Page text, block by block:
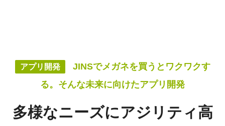
アプリ開発
JINSでメガネを買うとワクワクす
る。そんな未来に向けたアプリ開発
多様なニーズにアジリティ高